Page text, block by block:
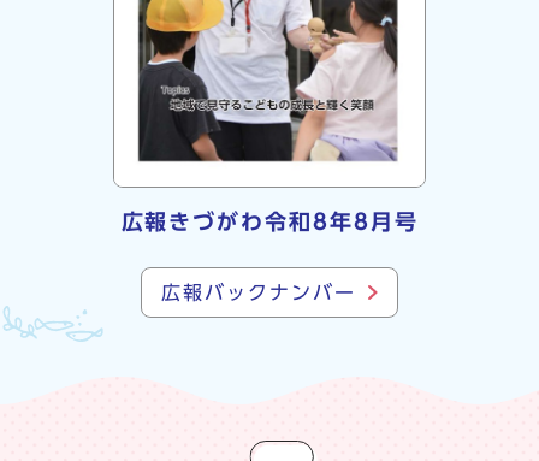
広報きづがわ令和8年8月号
広報バックナンバー